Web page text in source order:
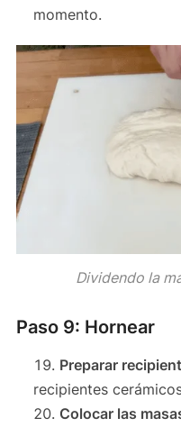
momento.
Dividendo la
Paso 9: Hornear
Preparar
recipientes
Colocar las